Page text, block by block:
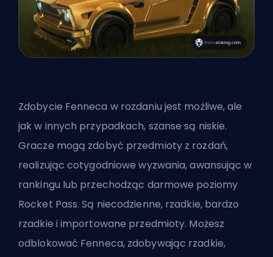
Zdobycie Fenneca w rozdaniu jest możliwe, ale
jak w innych przypadkach, szanse są niskie.
Gracze mogą zdobyć przedmioty z rozdań,
realizując cotygodniowe wyzwania, awansując w
rankingu lub przechodząc darmowe poziomy
Rocket Pass. Są niecodzienne, rzadkie, bardzo
rzadkie i importowane przedmioty. Możesz
odblokować Fenneca, zdobywając rzadkie,